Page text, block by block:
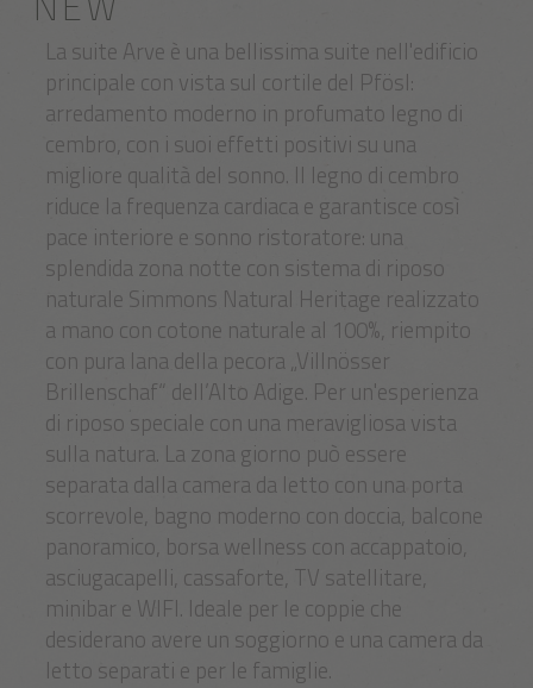
La suite Arve è una bellissima suite nell'edificio
principale con vista sul cortile del Pfösl:
arredamento moderno in profumato legno di
cembro, con i suoi effetti positivi su una
migliore qualità del sonno. Il legno di cembro
riduce la frequenza cardiaca e garantisce così
pace interiore e sonno ristoratore: una
splendida zona notte con sistema di riposo
naturale Simmons Natural Heritage realizzato
a mano con cotone naturale al 100%, riempito
con pura lana della pecora „Villnösser
Brillenschaf“ dell’Alto Adige. Per un'esperienza
di riposo speciale con una meravigliosa vista
sulla natura. La zona giorno può essere
separata dalla camera da letto con una porta
scorrevole, bagno moderno con doccia, balcone
panoramico, borsa wellness con accappatoio,
asciugacapelli, cassaforte, TV satellitare,
minibar e WIFI. Ideale per le coppie che
desiderano avere un soggiorno e una camera da
letto separati e per le famiglie.